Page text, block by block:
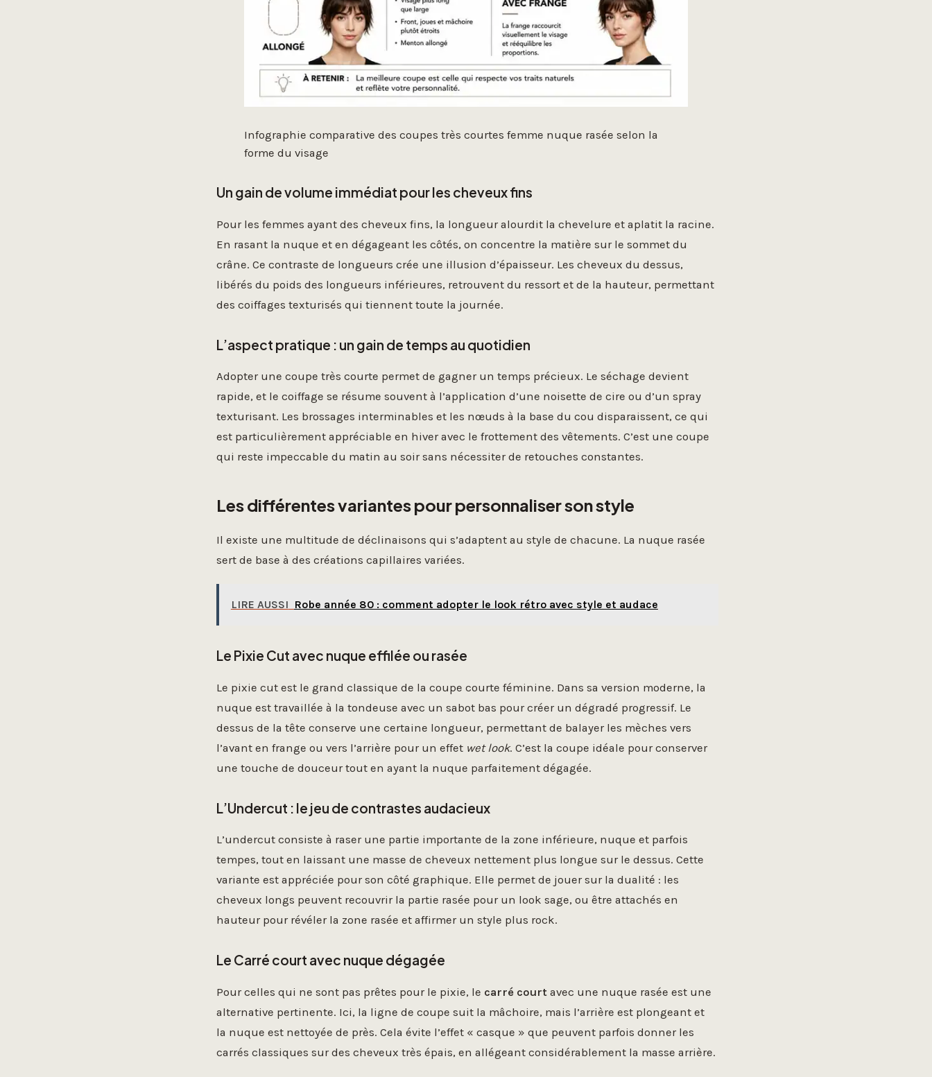
Infographie comparative des coupes très courtes femme nuque rasée selon la
forme du visage
Un gain de volume immédiat pour les cheveux fins
Pour les femmes ayant des cheveux fins, la longueur alourdit la chevelure et aplatit la racine.
En rasant la nuque et en dégageant les côtés, on concentre la matière sur le sommet du
crâne. Ce contraste de longueurs crée une illusion d’épaisseur. Les cheveux du dessus,
libérés du poids des longueurs inférieures, retrouvent du ressort et de la hauteur, permettant
des coiffages texturisés qui tiennent toute la journée.
L’aspect pratique : un gain de temps au quotidien
Adopter une coupe très courte permet de gagner un temps précieux. Le séchage devient
rapide, et le coiffage se résume souvent à l’application d’une noisette de cire ou d’un spray
texturisant. Les brossages interminables et les nœuds à la base du cou disparaissent, ce qui
est particulièrement appréciable en hiver avec le frottement des vêtements. C’est une coupe
qui reste impeccable du matin au soir sans nécessiter de retouches constantes.
Les différentes variantes pour personnaliser son style
Il existe une multitude de déclinaisons qui s’adaptent au style de chacune. La nuque rasée
sert de base à des créations capillaires variées.
LIRE AUSSI Robe année 80 : comment adopter le look rétro avec style et audace
Le Pixie Cut avec nuque effilée ou rasée
Le pixie cut est le grand classique de la coupe courte féminine. Dans sa version moderne, la
nuque est travaillée à la tondeuse avec un sabot bas pour créer un dégradé progressif. Le
dessus de la tête conserve une certaine longueur, permettant de balayer les mèches vers
l’avant en frange ou vers l’arrière pour un effet wet look. C’est la coupe idéale pour conserver
une touche de douceur tout en ayant la nuque parfaitement dégagée.
L’Undercut : le jeu de contrastes audacieux
L’undercut consiste à raser une partie importante de la zone inférieure, nuque et parfois
tempes, tout en laissant une masse de cheveux nettement plus longue sur le dessus. Cette
variante est appréciée pour son côté graphique. Elle permet de jouer sur la dualité : les
cheveux longs peuvent recouvrir la partie rasée pour un look sage, ou être attachés en
hauteur pour révéler la zone rasée et affirmer un style plus rock.
Le Carré court avec nuque dégagée
Pour celles qui ne sont pas prêtes pour le pixie, le carré court avec une nuque rasée est une
alternative pertinente. Ici, la ligne de coupe suit la mâchoire, mais l’arrière est plongeant et
la nuque est nettoyée de près. Cela évite l’effet « casque » que peuvent parfois donner les
carrés classiques sur des cheveux très épais, en allégeant considérablement la masse arrière.